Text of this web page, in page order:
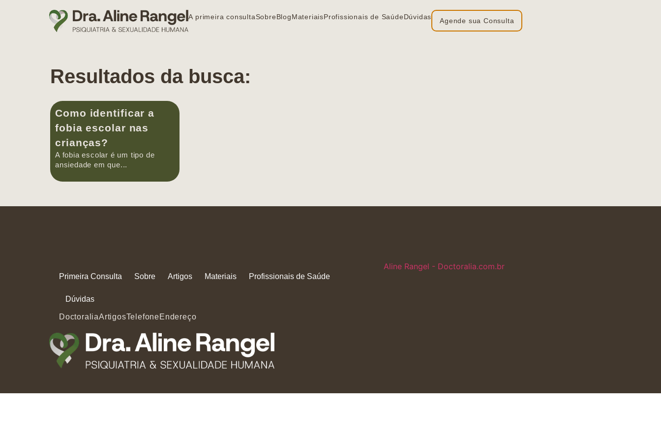
A primeira consultaSobreBlogMateriaisProfissionais de SaúdeDúvidas Agende sua Consulta
Resultados da busca:
Como identificar a
fobia escolar nas
crianças?
A fobia escolar é um tipo de
ansiedade em que...
Primeira Consulta Sobre Artigos Materiais Profissionais de Saúde
Dúvidas
DoctoraliaArtigosTelefoneEndereço
Aline Rangel - Doctoralia.com.br